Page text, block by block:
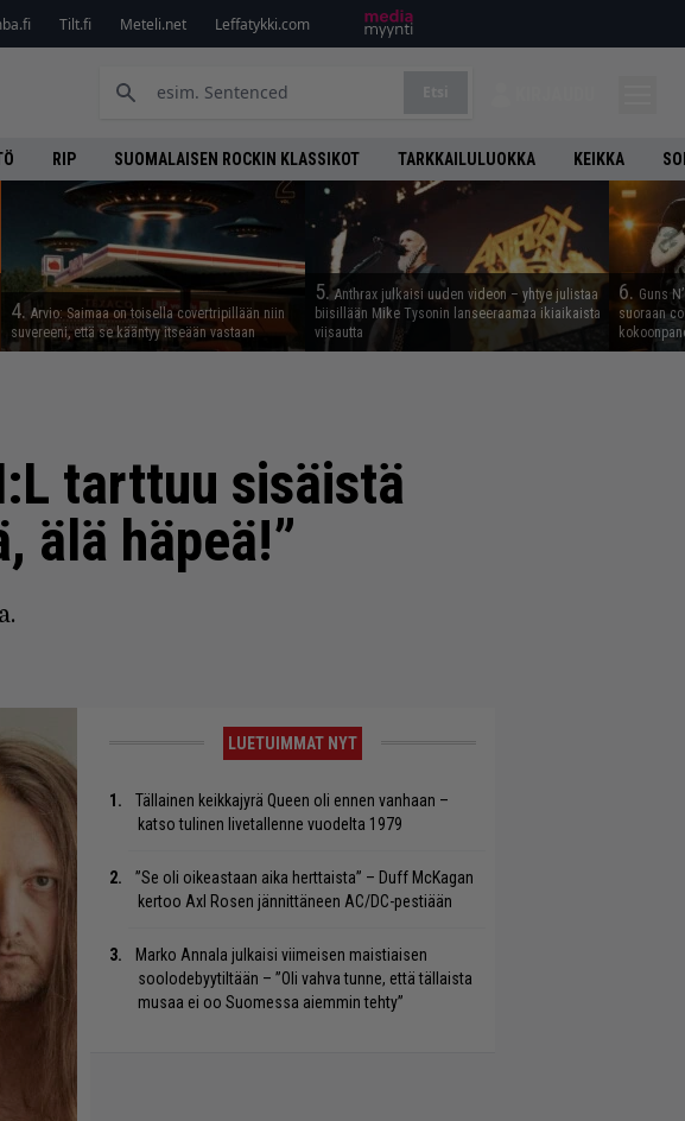
Tilt.fi Meteli.net Leffatykki.com
RIP SUOMALAISEN ROCKIN KLASSIKOT TARKKAILULUOKKA KEIKKA
4. Arvio: Saimaa on toisella covertripillään niin
suvereeni, että se kääntyy itseään vastaan
5.Anthrax julkaisi uuden videon – yhtye julistaa
biisillään Mike Tysonin lanseeraamaa ikiaikaista
viisautta
6. Guns
suoraan
tarttuu sisäistä
älä häpeä!”
LUETUIMMAT NYT
Tällainen keikkajyrä Queen oli ennen vanhaan –
katso tulinen livetallenne vuodelta 1979
”Se oli oikeastaan aika herttaista” – Duff McKagan
kertoo Axl Rosen jännittäneen AC/DC-pestiään
Marko Annala julkaisi viimeisen maistiaisen
soolodebyytiltään – ”Oli vahva tunne, että tällaista
musaa ei oo Suomessa aiemmin tehty”